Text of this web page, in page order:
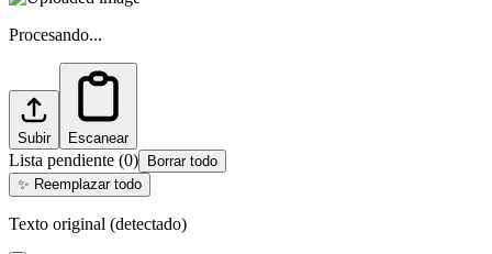
Procesando...
Subir Escanear
Lista pendiente (0)
Borrar todo
✨ Reemplazar todo
Texto original (detectado)